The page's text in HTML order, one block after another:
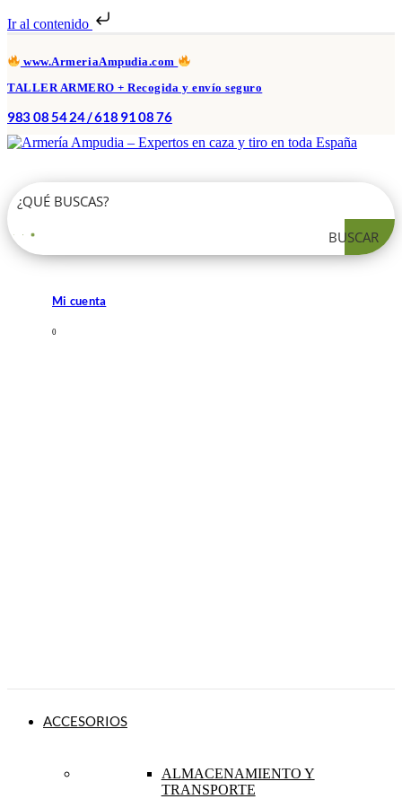
Ir al contenido
www.ArmeriaAmpudia.com
TALLER ARMERO + Recogida y envío seguro
983 08 54 24 / 618 91 08 76
BUSCAR
Mi cuenta
0
ACCESORIOS
ALMACENAMIENTO Y
TRANSPORTE